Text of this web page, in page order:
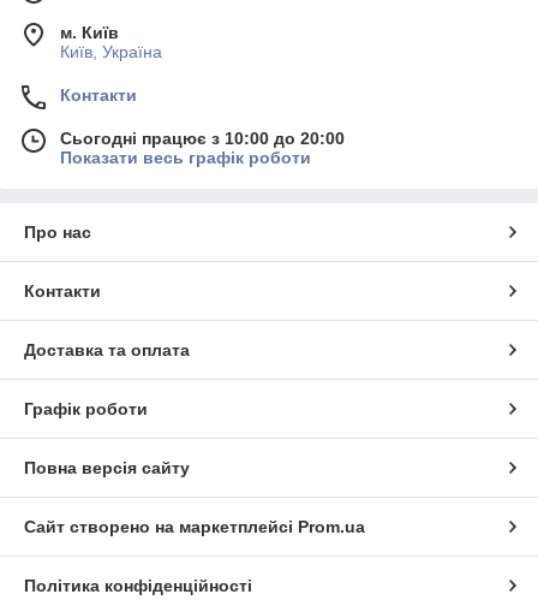
м. Київ
Київ, Україна
Контакти
Сьогодні працює з 10:00 до 20:00
Показати весь графік роботи
Про нас
Контакти
Доставка та оплата
Графік роботи
Повна версія сайту
Сайт створено на маркетплейсі Prom.ua
Політика конфіденційності